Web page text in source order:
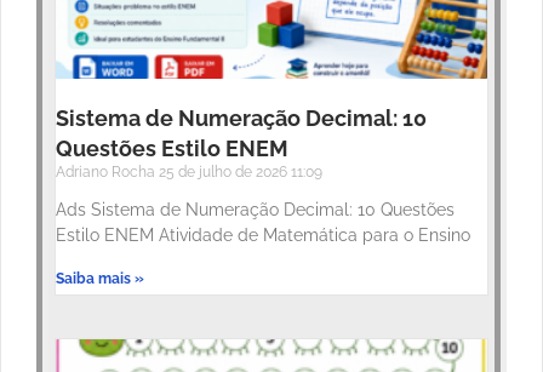
Sistema de Numeração Decimal: 10
Questões Estilo ENEM
Adriano Rocha 25 de julho de 2026 11:09
Ads Sistema de Numeração Decimal: 10 Questões
Estilo ENEM Atividade de Matemática para o Ensino
Saiba mais »